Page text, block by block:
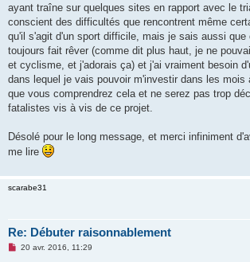
ayant traîne sur quelques sites en rapport avec le
conscient des difficultés que rencontrent même
qu'il s'agit d'un sport difficile, mais je sais aussi que
toujours fait rêver (comme dit plus haut, je ne
et cyclisme, et j'adorais ça) et j'ai vraiment besoin
dans lequel je vais pouvoir m'investir dans les mois
que vous comprendrez cela et ne serez pas trop
fatalistes vis à vis de ce projet.
Désolé pour le long message, et merci infiniment
me lire
scarabe31
Re: Débuter raisonnablement
M20 avr. 2016, 11:29